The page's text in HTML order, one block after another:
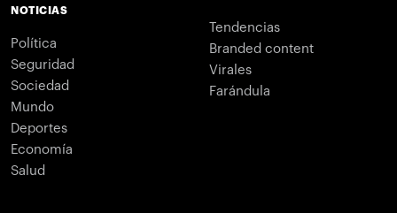
NOTICIAS
Política
Seguridad
Sociedad
Mundo
Deportes
Economía
Salud
Tendencias
Branded content
Virales
Farándula